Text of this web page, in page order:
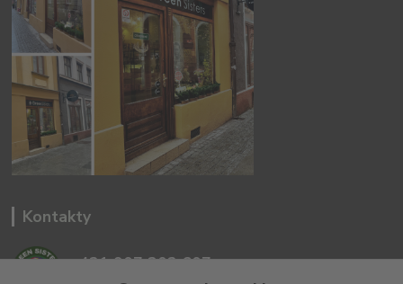
Kontakty
+421 907 302 607